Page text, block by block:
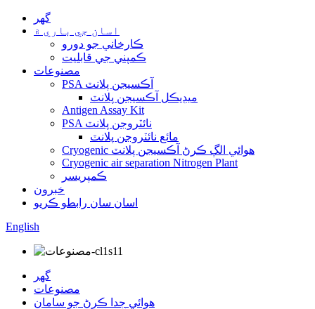
گهر
اسان جي باري ۾
ڪارخاني جو دورو
ڪمپني جي قابليت
مصنوعات
PSA آڪسيجن پلانٽ
ميڊيڪل آڪسيجن پلانٽ
Antigen Assay Kit
PSA نائٽروجن پلانٽ
مائع نائٽروجن پلانٽ
Cryogenic هوائي الڳ ڪرڻ آڪسيجن پلانٽ
Cryogenic air separation Nitrogen Plant
ڪمپريسر
خبرون
اسان سان رابطو ڪريو
English
گهر
مصنوعات
هوائي جدا ڪرڻ جو سامان